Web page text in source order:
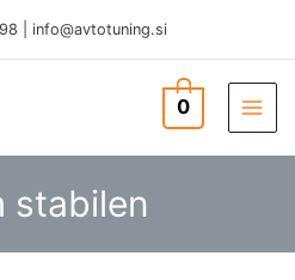
info@avtotuning.si
0
stabilen